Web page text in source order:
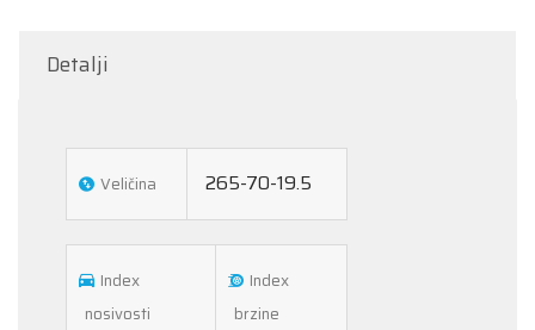
Detalji
Veličina 265-70-19.5
Index
nosivosti
Index
brzine